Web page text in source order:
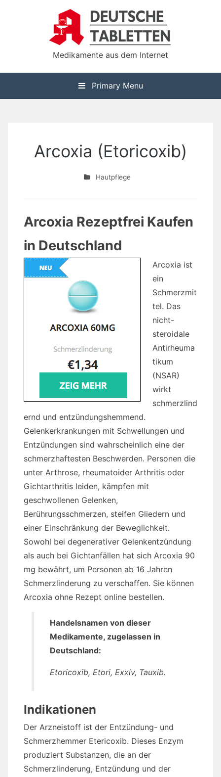
Medikamente aus dem Internet
Primary Menu
Arcoxia (Etoricoxib)
Hautpflege
Arcoxia Rezeptfrei Kaufen
in Deutschland
Arcoxia ist
ein
Schmerzmit
tel. Das
nicht-
steroidale
Antirheuma
tikum
(NSAR)
wirkt
schmerzlind
ernd und entzündungshemmend.
Gelenkerkrankungen mit Schwellungen und
Entzündungen sind wahrscheinlich eine der
schmerzhaftesten Beschwerden. Personen die
unter Arthrose, rheumatoider Arthritis oder
Gichtarthritis leiden, kämpfen mit
geschwollenen Gelenken,
Berührungsschmerzen, steifen Gliedern und
einer Einschränkung der Beweglichkeit.
Sowohl bei degenerativer Gelenkentzündung
als auch bei Gichtanfällen hat sich Arcoxia 90
mg bewährt, um Personen ab 16 Jahren
Schmerzlinderung zu verschaffen. Sie können
Arcoxia ohne Rezept online bestellen.
Handelsnamen von dieser
Medikamente, zugelassen in
Deutschland:
Etoricoxib, Etori, Exxiv, Tauxib.
Indikationen
Der Arzneistoff ist der Entzündung- und
Schmerzhemmer Etericoxib. Dieses Enzym
produziert Substanzen, die an der
Schmerzlinderung, Entzündung und der